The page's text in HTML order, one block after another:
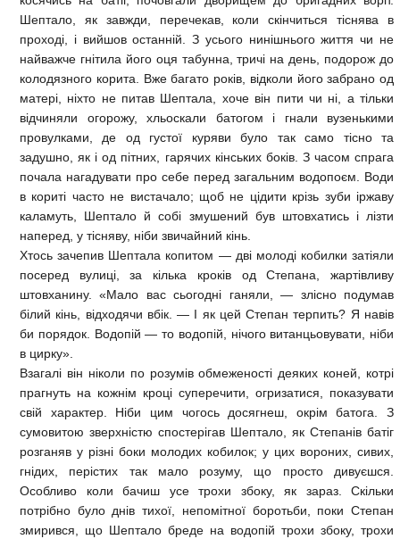
Шептало, як завжди, перечекав, коли скінчиться тіснява в
проході, і вийшов останній. З усього нинішнього життя чи не
найважче гнітила його оця табунна, тричі на день, подорож до
колодязного корита. Вже багато років, відколи його забрано од
матері, ніхто не питав Шептала, хоче він пити чи ні, а тільки
відчиняли огорожу, хльоскали батогом і гнали вузенькими
провулками, де од густої куряви було так само тісно та
задушно, як і од пітних, гарячих кінських боків. З часом спрага
почала нагадувати про себе перед загальним водопоєм. Води
в кориті часто не вистачало; щоб не цідити крізь зуби іржаву
каламуть, Шептало й собі змушений був штовхатись і лізти
наперед, у тісняву, ніби звичайний кінь.
Хтось зачепив Шептала копитом — дві молоді кобилки затіяли
посеред вулиці, за кілька кроків од Степана, жартівливу
штовханину. «Мало вас сьогодні ганяли, — злісно подумав
білий кінь, відходячи вбік. — І як цей Степан терпить? Я навів
би порядок. Водопій — то водопій, нічого витанцьовувати, ніби
в цирку».
Взагалі він ніколи по розумів обмеженості деяких коней, котрі
прагнуть на кожнім кроці суперечити, огризатися, показувати
свій характер. Ніби цим чогось досягнеш, окрім батога. З
сумовитою зверхністю спостерігав Шептало, як Степанів батіг
розганяв у різні боки молодих кобилок; у цих вороних, сивих,
гнідих, перістих так мало розуму, що просто дивуєшся.
Особливо коли бачиш усе трохи збоку, як зараз. Скільки
потрібно було днів тихої, непомітної боротьби, поки Степан
змирився, що Шептало бреде на водопій трохи збоку, трохи